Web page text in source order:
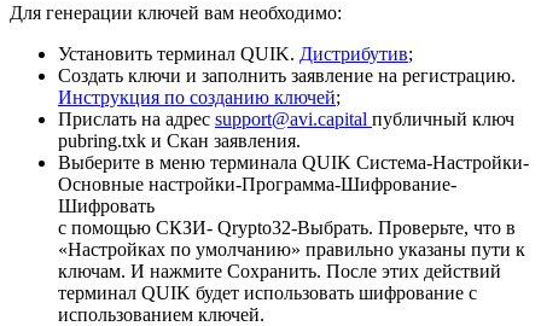
Для генерации ключей вам необходимо:
Установить терминал QUIK. Дистрибутив;
Создать ключи и заполнить заявление на регистрацию.
Инструкция по созданию ключей;
Прислать на адрес support@avi.capital публичный ключ
pubring.txk и Скан заявления.
Выберите в меню терминала QUIK Система-Настройки-
Основные настройки-Программа-Шифрование-
Шифровать
с помощью СКЗИ- Qrypto32-Выбрать. Проверьте, что в
«Настройках по умолчанию» правильно указаны пути к
ключам. И нажмите Сохранить. После этих действий
терминал QUIK будет использовать шифрование с
использованием ключей.